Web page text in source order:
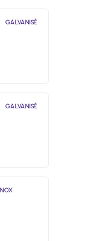
GALVANISÉ
GALVANISÉ